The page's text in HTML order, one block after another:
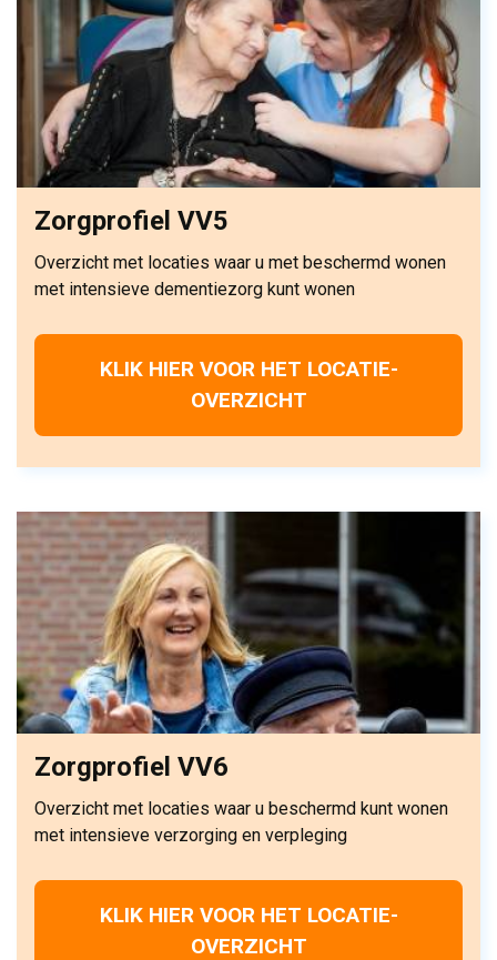
Zorgprofiel VV5
Overzicht met locaties waar u met beschermd wonen
met intensieve dementiezorg kunt wonen
KLIK HIER VOOR HET LOCATIE-
OVERZICHT
Zorgprofiel VV6
Overzicht met locaties waar u beschermd kunt wonen
met intensieve verzorging en verpleging
KLIK HIER VOOR HET LOCATIE-
OVERZICHT